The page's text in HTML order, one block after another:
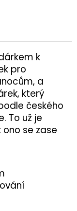
k
pro
a
který
českého
To už je
se zase